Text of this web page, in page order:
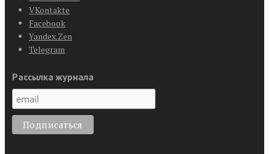
VKontakte
Facebook
Yandex.Zen
Telegram
Рассылка журнала